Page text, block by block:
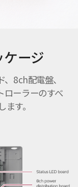
ージ
8ch配電盤、
ローラーのすべ
す。